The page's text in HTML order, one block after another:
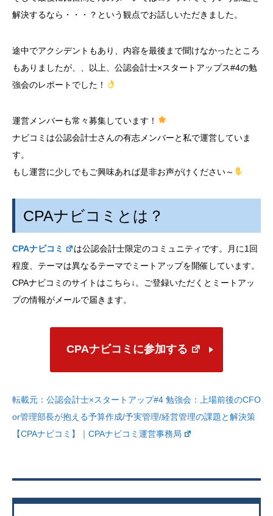
解決するなら・・・？という観点でお話しいただきました。
途中でアクシデントもあり、内容を最後まで聞けなかったところ
もありましたが、、以上、公認会計士×スタートアップス#4の勉
強会のレポートでした！
運営メンバーも常々募集しています！
ナビコミは公認会計士さんの有志メンバーと私で運営していま
す。
もし運営に少しでもご興味あれば是非お声がけください～
CPAナビコミとは？
CPAナビコミ
は公認会計士限定のコミュニティです。月に1回
程度、テーマは異なるテーマでミートアップを開催しています。
CPAナビコミのサイトはこちら↓。ご登録いただくとミートアッ
プの情報がメールで届きます。
CPAナビコミに参加する
転載元： 公認会計士×スタートアップ#4 勉強会：上場前後のCFO
or管理部長が抱える予算作成/予実管理/経営管理の課題と解決策
【CPAナビコミ】｜CPAナビコミ運営事務局